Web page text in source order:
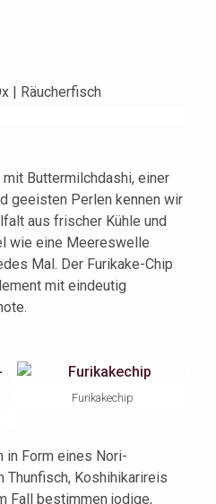
Buttermilchdashi, einer
geeisten Perlen kennen wir
aus frischer Kühle und
wie eine Meereswelle
Mal. Der Furikake-Chip
mit eindeutig
Furikakechip
in Form eines Nori-
Thunfisch, Koshihikarireis
Fall bestimmen jodige,